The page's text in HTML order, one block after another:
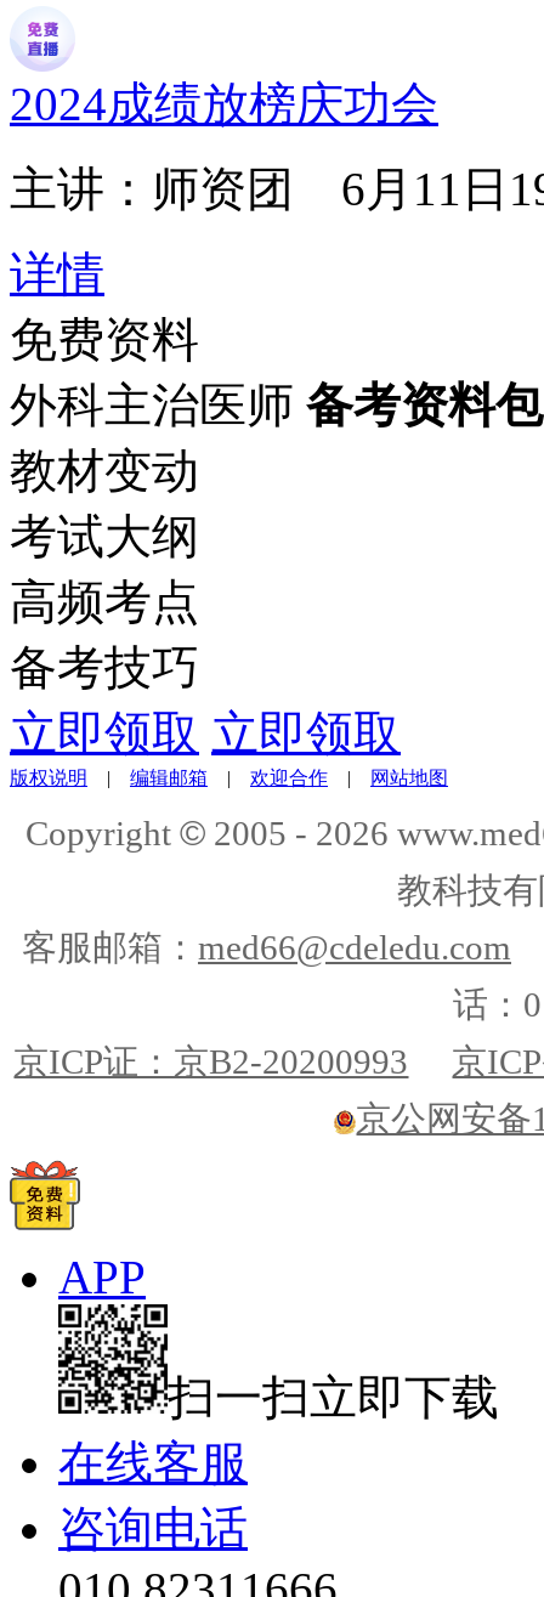
2024成绩放榜庆功会
主讲：师资团 6月11日
详情
免费资料
外科主治医师 备考资料包
教材变动
考试大纲
高频考点
备考技巧
立即领取 立即领取
版权说明 | 编辑邮箱 | 欢迎合作 | 网站地图
Copyright© 2005 - 2026
教科技
客服邮箱： med66@cdeledu.com
话：
京ICP证：京B2-20200993
京
京公网安备
APP
扫一扫立即下载
在线客服
咨询电话